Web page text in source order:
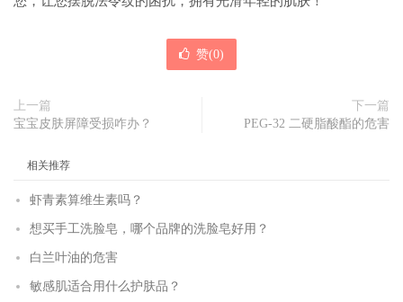
赞(0)
上一篇
宝宝皮肤屏障受损咋办？
下一篇
PEG-32 二硬脂酸酯的危害
相关推荐
虾青素算维生素吗？
想买手工洗脸皂，哪个品牌的洗脸皂好用？
白兰叶油的危害
敏感肌适合用什么护肤品？